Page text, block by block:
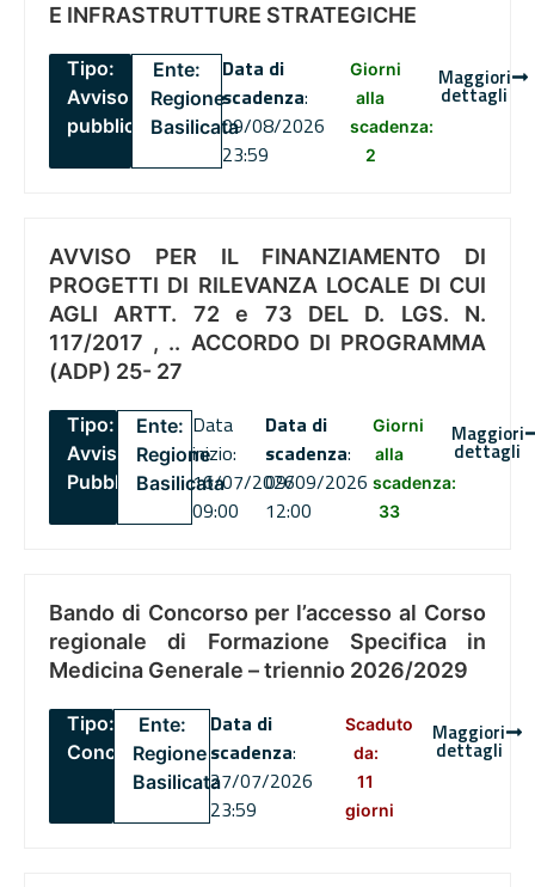
E INFRASTRUTTURE STRATEGICHE
Tipo:
Avviso
pubblico
Ente:
Regione
Basilicata
Data di
scadenza:
09/08/2026
23:59
Giorni
alla
scadenza:
2
Maggiori
dettagli
AVVISO PER IL FINANZIAMENTO DI
PROGETTI DI RILEVANZA LOCALE DI CUI
AGLI ARTT. 72 e 73 DEL D. LGS. N.
117/2017 , .. ACCORDO DI PROGRAMMA
(ADP) 25- 27
Tipo:
Avviso
Pubblico
Ente:
Regione
Basilicata
Data
inizio:
16/07/2026
09:00
Data di
scadenza:
09/09/2026
12:00
Giorni
alla
scadenza:
33
Maggiori
dettagli
Bando di Concorso per l’accesso al Corso
regionale di Formazione Specifica in
Medicina Generale – triennio 2026/2029
Tipo:
Concorsi
Ente:
Regione
Basilicata
Data di
scadenza:
27/07/2026
23:59
Scaduto
da:
11
giorni
Maggiori
dettagli